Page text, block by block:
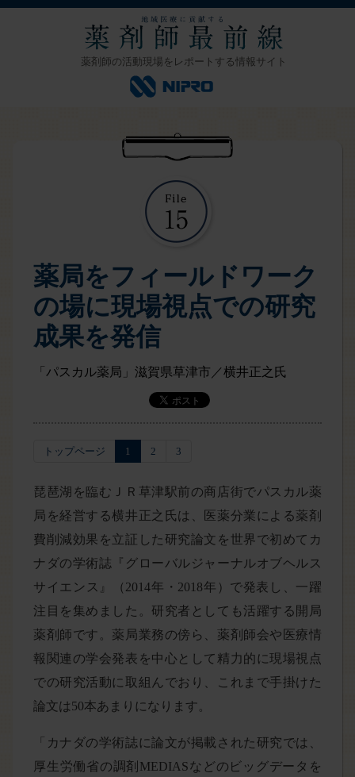
薬剤師の活動現場をレポートする情報サイト
薬局をフィールドワーク
の場に現場視点での研究
成果を発信
「パスカル薬局」滋賀県草津市／横井正之氏
トップページ 1 2 3
琵琶湖を臨むＪＲ草津駅前の商店街でパスカル薬
局を経営する横井正之氏は、医薬分業による薬剤
費削減効果を立証した研究論文を世界で初めてカ
ナダの学術誌『グローバルジャーナルオブヘルス
サイエンス』（2014年・2018年）で発表し、一躍
注目を集めました。研究者としても活躍する開局
薬剤師です。薬局業務の傍ら、薬剤師会や医療情
報関連の学会発表を中心として精力的に現場視点
での研究活動に取組んでおり、これまで手掛けた
論文は50本あまりになります。
「カナダの学術誌に論文が掲載された研究では、
厚生労働省の調剤MEDIASなどのビッグデータを